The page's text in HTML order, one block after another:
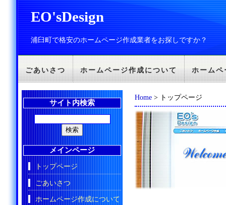
EO'sDesign
浦臼町で格安のホームページ作成業者をお探しですか？
ごあいさつ ホームページ作成について ホームペ
Home > トップページ
サイト内検索
メインページ
トップページ
ごあいさつ
ホームページ作成について